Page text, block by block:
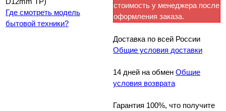
Где смотреть модель
бытовой техники?
стоимость у менеджера после
оформления заказа.
Доставка по всей России
Общие условия доставки
14 дней на обмен Общие
условия возврата
Гарантия 100%, что получите